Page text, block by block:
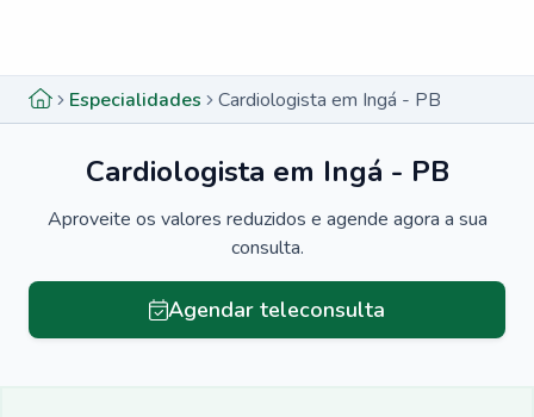
Especialidades Cardiologista em Ingá - PB
Cardiologista em Ingá - PB
Aproveite os valores reduzidos e agende agora a sua
consulta.
Agendar teleconsulta